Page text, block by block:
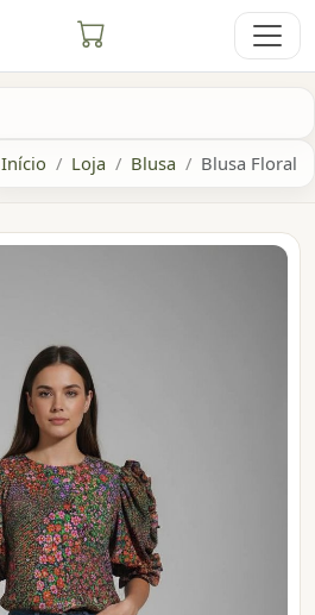
Início Loja Blusa Blusa Floral